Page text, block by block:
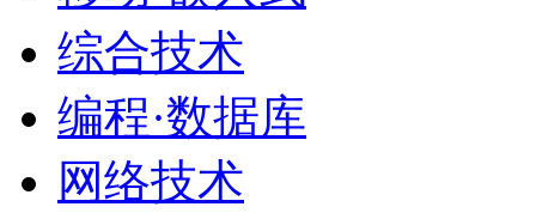
综合技术
编程·数据库
网络技术